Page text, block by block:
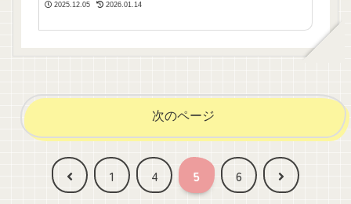
2025.12.05 2026.01.14
次のページ
前
1 4 5 6
次